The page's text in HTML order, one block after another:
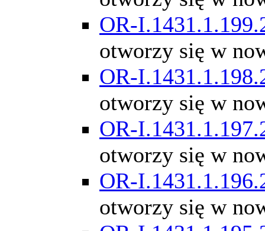
OR-
otworzy się w
OR-
otworzy się w
OR-
otworzy się w
OR-
otworzy się w